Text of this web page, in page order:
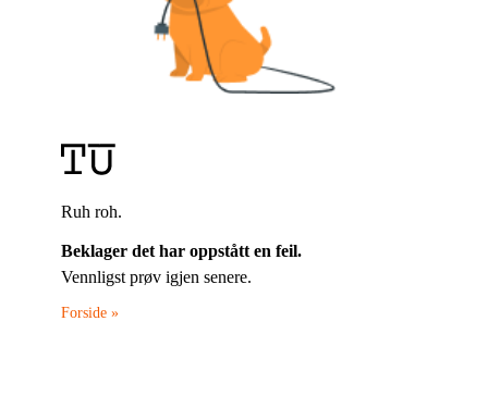
Ruh roh.
Beklager det har oppstått en feil.
Vennligst prøv igjen senere.
Forside »